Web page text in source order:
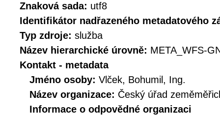
Znaková sada: utf8
Identifikátor nadřazeného metadatového
Typ zdroje: služba
Název hierarchické úrovně: META_WFS-
Kontakt - metadata
Jméno osoby: Vlček, Bohumil, Ing.
Název organizace: Český úřad
Informace o odpovědné organizaci